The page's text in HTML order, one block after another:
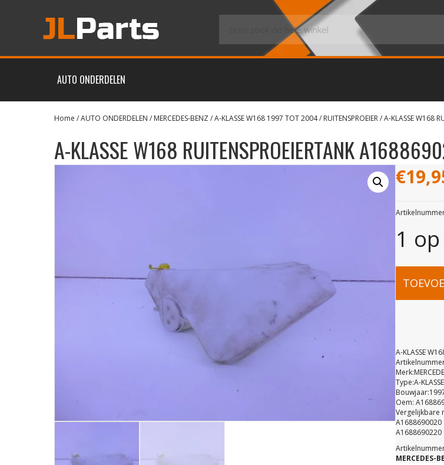
AUTO ONDERDELEN
Home /AUTO ONDERDELEN / MERCEDES-BENZ/A-KLASSE W168 1997 TOT 2004/ RUITENSPROEIER/ A-KLASSE W168
A-KLASSE W168 RUITENSPROEIERTANK
€
1
A-
A-KLASSE
Type:A-
Oem:
Vergelijkbare
A1688690020
A1688690220
MERCEDES-